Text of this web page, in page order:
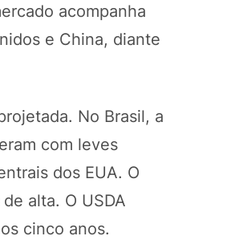
acompanha
e China, diante
No Brasil, a
com leves
dos EUA. O
alta. O USDA
cinco anos.